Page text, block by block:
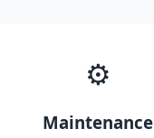
⚙️
Maintenance